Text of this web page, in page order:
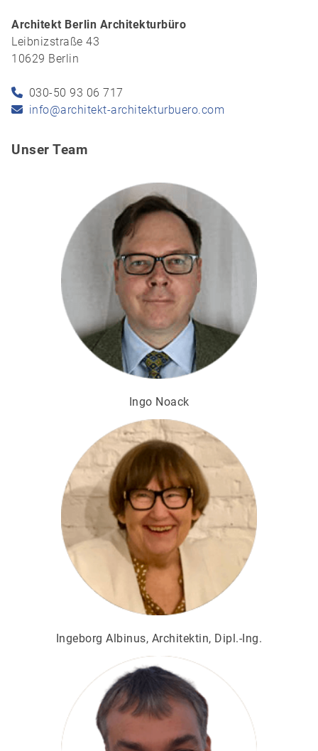
Architekt Berlin Architekturbüro
Leibnizstraße 43
10629 Berlin
030-50 93 06 717
info@architekt-architekturbuero.com
Unser Team
Ingo Noack
Ingeborg Albinus, Architektin, Dipl.-Ing.